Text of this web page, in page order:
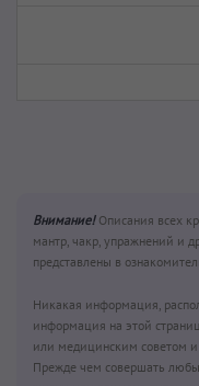
Внимание!Описания всех
мантр, чакр, упражнений и
представлены в
Никакая информация,
информация на этой
или медицинским советом
Прежде чем совершать